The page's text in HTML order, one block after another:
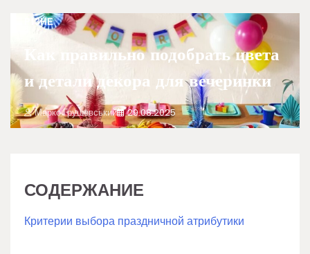
РІЗНЕ
Как правильно подобрать цвета
и детали декора для вечеринки
Марко Грушевський 29.08.2025
СОДЕРЖАНИЕ
Критерии выбора праздничной атрибутики